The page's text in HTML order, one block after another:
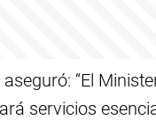
“El
servicios